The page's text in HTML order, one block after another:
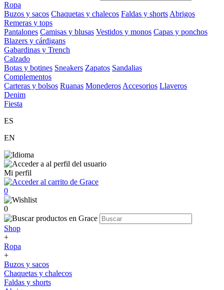
Ropa
Buzos y sacos Chaquetas y chalecos Faldas y shorts Abrigos
Remeras y tops
Pantalones Camisas y blusas Vestidos y monos Capas y ponchos
Blazers y cárdigans
Gabardinas y Trench
Calzado
Botas y botines Sneakers Zapatos Sandalias
Complementos
Carteras y bolsos Ruanas Monederos Accesorios Llaveros
Denim
Fiesta
ES
EN
Mi perfil
0
0
Shop
+
Ropa
+
Buzos y sacos
Chaquetas y chalecos
Faldas y shorts